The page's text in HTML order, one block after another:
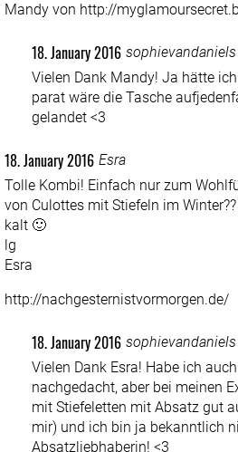
Mandy von http://
sophievandaniels
18. January 2016
Vielen Dank Mandy! Ja hätte
parat wäre die Tasche
gelandet <3
Esra
18. January 2016
Tolle Kombi! Einfach nur zum
von Culottes mit Stiefeln im
kalt 🙂
lg
Esra
http://nachgesternistvormorgen.de/
sophievandaniels
18. January 2016
Vielen Dank Esra! Habe ich
nachgedacht, aber bei meinen
mit Stiefeletten mit Absatz gut
mir) und ich bin ja bekanntlich
Absatzliebhaberin! <3